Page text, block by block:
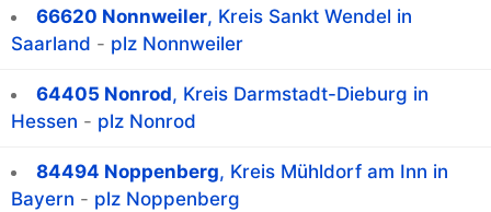
66620 Nonnweiler, Kreis Sankt Wendel in
Saarland - plz Nonnweiler
64405 Nonrod, Kreis Darmstadt-Dieburg in
Hessen - plz Nonrod
84494 Noppenberg, Kreis Mühldorf am Inn in
Bayern - plz Noppenberg